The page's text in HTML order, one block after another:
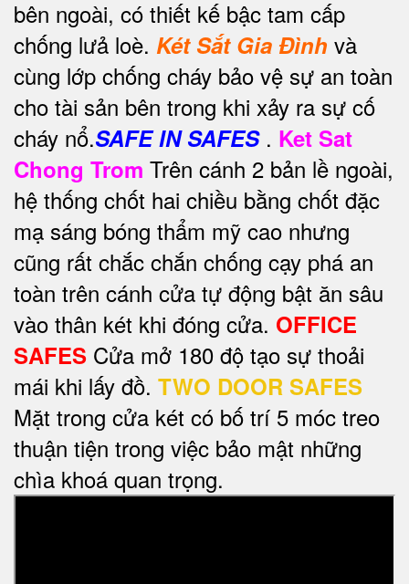
bên ngoài, có thiết kế bậc tam cấp
chống lưả loè. Két Sắt Gia Đình và
cùng lớp chống cháy bảo vệ sự an toàn
cho tài sản bên trong khi xảy ra sự cố
cháy nổ.SAFE IN SAFES. Ket Sat
Chong Trom Trên cánh 2 bản lề ngoài,
hệ thống chốt hai chiều bằng chốt đặc
mạ sáng bóng thẩm mỹ cao nhưng
cũng rất chắc chắn chống cạy phá an
toàn trên cánh cửa tự động bật ăn sâu
vào thân két khi đóng cửa. OFFICE
SAFES Cửa mở 180 độ tạo sự thoải
mái khi lấy đồ. TWO DOOR SAFES
Mặt trong cửa két có bố trí 5 móc treo
thuận tiện trong việc bảo mật những
chìa khoá quan trọng.